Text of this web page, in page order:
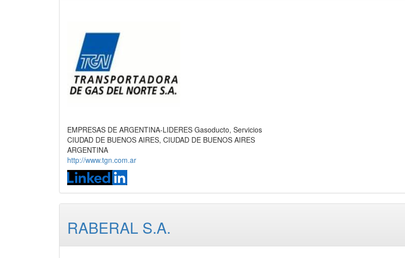
EMPRESAS DE ARGENTINA-LIDERES Gasoducto, Servicios
CIUDAD DE BUENOS AIRES, CIUDAD DE BUENOS AIRES
ARGENTINA
http://www.tgn.com.ar
RABERAL S.A.